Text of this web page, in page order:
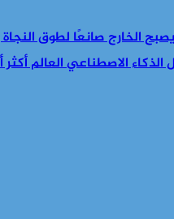
الخارج صانعًا لطوق
الاصطناعي العالم أكثر